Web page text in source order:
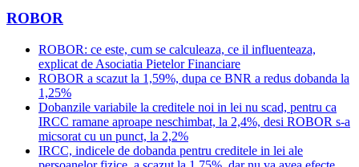
ROBOR
ROBOR: ce este, cum se calculeaza, ce il influenteaza,
explicat de Asociatia Pietelor Financiare
ROBOR a scazut la 1,59%, dupa ce BNR a redus dobanda la
1,25%
Dobanzile variabile la creditele noi in lei nu scad, pentru ca
IRCC ramane aproape neschimbat, la 2,4%, desi ROBOR s-a
micsorat cu un punct, la 2,2%
IRCC, indicele de dobanda pentru creditele in lei ale